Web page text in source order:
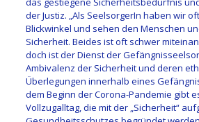
der Justiz. „Als SeelsorgerIn haben wir
Blickwinkel und sehen den Menschen
Sicherheit. Beides ist oft schwer
doch ist der Dienst der
Ambivalenz der Sicherheit und deren
Überlegungen innerhalb eines
dem Beginn der Corona-Pandemie gibt
Vollzugalltag, die mit der „Sicherheit“